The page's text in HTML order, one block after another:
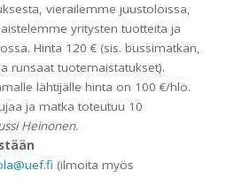
vierailemme juustoloissa,
yritysten tuotteita ja
Hinta 120 € (sis. bussimatkan,
runsaat tuotemaistatukset).
lähtijälle hinta on 100 €/hlö.
ja matka toteutuu 10
Heinonen.
(ilmoita myös